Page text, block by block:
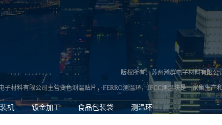
版权所有：苏州瀚群电子材料有限公
子材料有限公司主营变色测温贴片 ，FERRO测温环，JFCC测温块是一家集生产
机 钣金加工 食品包装袋 测温环